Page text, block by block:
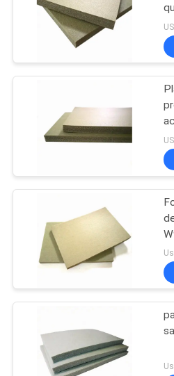
FÁBRICA
CONTROLE
DA
CONTACTE-
PEÇA
CITAÇÕES
MAPA
de NBR
Folha de
prova de
Rolo de
isolação